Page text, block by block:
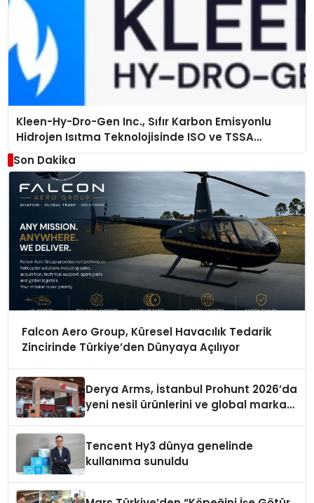
Kleen-Hy-Dro-Gen Inc., Sıfır Karbon Emisyonlu
Hidrojen Isıtma Teknolojisinde ISO ve TSSA
Düzenleyici Onaylarını Aldı
Son Dakika
Falcon Aero Group, Küresel Havacılık Tedarik
Zincirinde Türkiye’den Dünyaya Açılıyor
Derya Arms, İstanbul Prohunt 2026’da
yeni nesil ürünlerini ve global marka
Tencent Hy3 dünya genelinde
kullanıma sunuldu